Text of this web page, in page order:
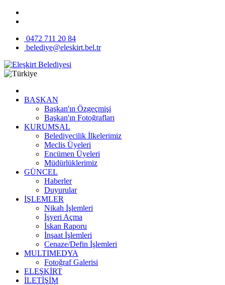
0472 711 20 84
belediye@eleskirt.bel.tr
BAŞKAN
Başkan'ın Özgeçmişi
Başkan'ın Fotoğrafları
KURUMSAL
Belediyecilik İlkelerimiz
Meclis Üyeleri
Encümen Üyeleri
Müdürlüklerimiz
GÜNCEL
Haberler
Duyurular
İŞLEMLER
Nikah İşlemleri
İşyeri Açma
İskan Raporu
İnşaat İşlemleri
Cenaze/Defin İşlemleri
MULTIMEDYA
Fotoğraf Galerisi
ELEŞKİRT
İLETİŞİM